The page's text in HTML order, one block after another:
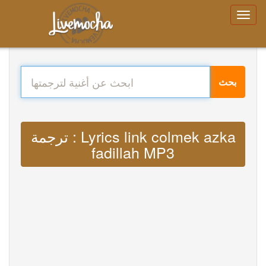
بحث
ترجمة : Lyrics link colmek azka
fadillah MP3